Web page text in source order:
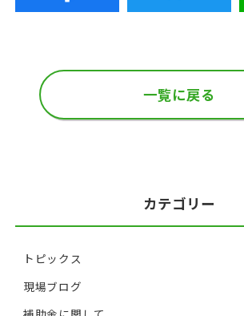
一覧に戻る
カテゴリー
トピックス
現場ブログ